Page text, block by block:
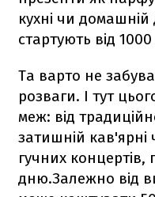
кухні чи
стартують від
Та варто не
розваги. І тут
меж: від
затишній кав'ярні
гучних
дню.Залежно від